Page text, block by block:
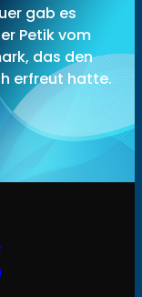
gab es
Petik vom
das den
erfreut hatte.